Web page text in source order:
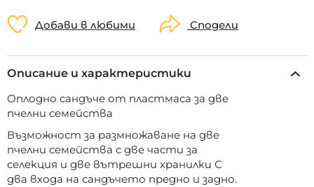
Добави в любими Сподели
Описание и характеристики
Оплодно сандъче от пластмаса за две
пчелни семейства
Възможност за размножаване на две
пчелни семейства с две части за
селекция и две вътрешни хранилки С
два входа на сандъчето предно и задно.